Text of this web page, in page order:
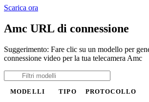
Scarica ora
Amc URL di connessione
Suggerimento: Fare clic su un modello per
connessione video per la tua telecamera Amc
MODELLI TIPO PROTOCOLLO